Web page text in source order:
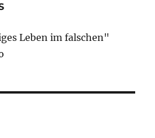
Leben im falschen"